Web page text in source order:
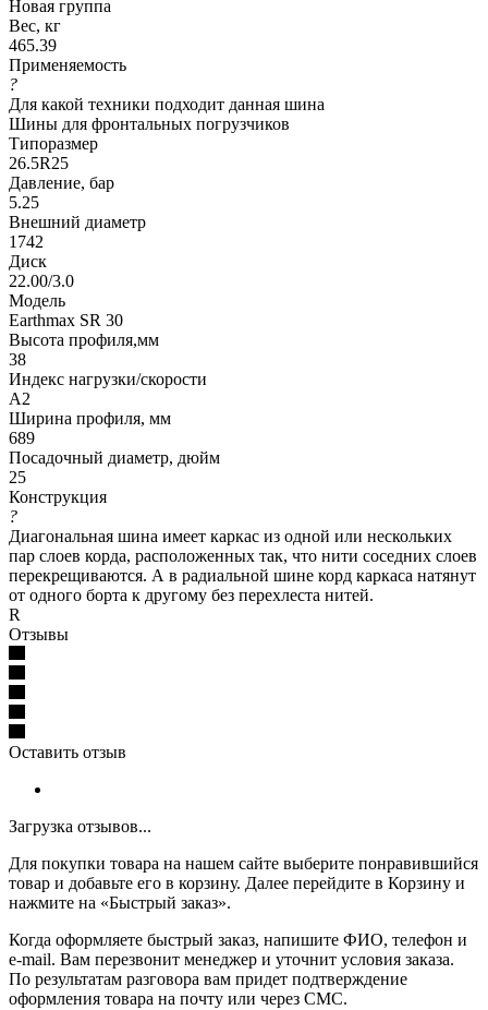
Новая группа
Вес, кг
465.39
Применяемость
?
Для какой техники подходит данная шина
Шины для фронтальных погрузчиков
Типоразмер
26.5R25
Давление, бар
5.25
Внешний диаметр
1742
Диск
22.00/3.0
Модель
Earthmax SR 30
Высота профиля,мм
38
Индекс нагрузки/скорости
A2
Ширина профиля, мм
689
Посадочный диаметр, дюйм
25
Конструкция
?
Диагональная шина имеет каркас из одной или нескольких
пар слоев корда, расположенных так, что нити соседних слоев
перекрещиваются. А в радиальной шине корд каркаса натянут
от одного борта к другому без перехлеста нитей.
R
Отзывы
Оставить отзыв
Загрузка отзывов...
Для покупки товара на нашем сайте выберите понравившийся
товар и добавьте его в корзину. Далее перейдите в Корзину и
нажмите на «Быстрый заказ».
Когда оформляете быстрый заказ, напишите ФИО, телефон и
e-mail. Вам перезвонит менеджер и уточнит условия заказа.
По результатам разговора вам придет подтверждение
оформления товара на почту или через СМС.